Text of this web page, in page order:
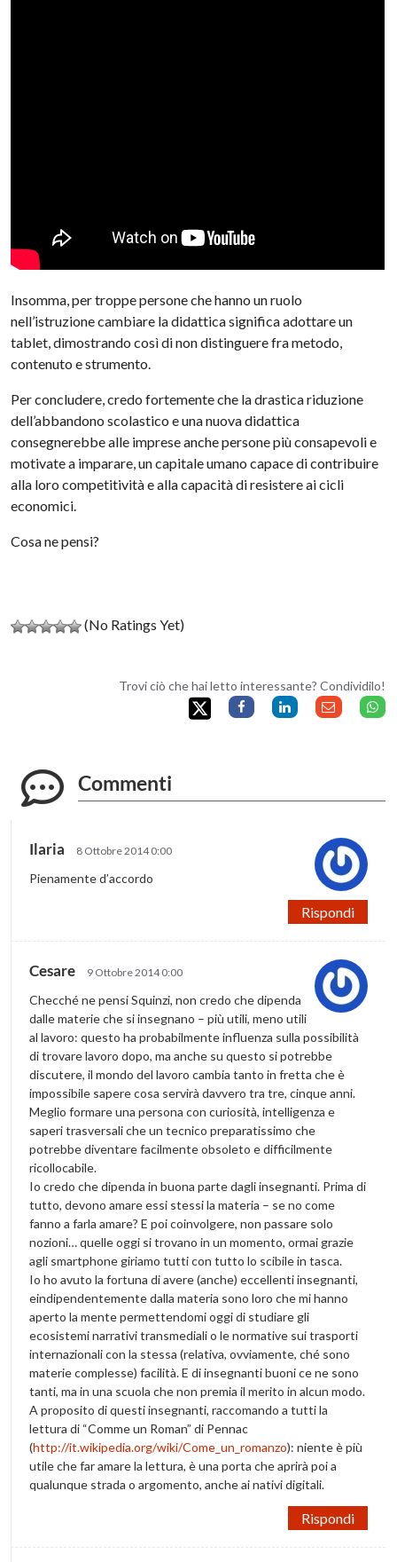
Insomma, per troppe persone che hanno un ruolo
nell’istruzione cambiare la didattica significa adottare un
tablet, dimostrando così di non distinguere fra metodo,
contenuto e strumento.
Per concludere, credo fortemente che la drastica riduzione
dell’abbandono scolastico e una nuova didattica
consegnerebbe alle imprese anche persone più consapevoli e
motivate a imparare, un capitale umano capace di contribuire
alla loro competitività e alla capacità di resistere ai cicli
economici.
Cosa ne pensi?
(No Ratings Yet)
Trovi ciò che hai letto interessante? Condividilo!
Commenti
Ilaria 8 Ottobre 2014 0:00
Pienamente d’accordo
Rispondi
Cesare 9 Ottobre 2014 0:00
Checché ne pensi Squinzi, non credo che dipenda
dalle materie che si insegnano – più utili, meno utili
al lavoro: questo ha probabilmente influenza sulla possibilità
di trovare lavoro dopo, ma anche su questo si potrebbe
discutere, il mondo del lavoro cambia tanto in fretta che è
impossibile sapere cosa servirà davvero tra tre, cinque anni.
Meglio formare una persona con curiosità, intelligenza e
saperi trasversali che un tecnico preparatissimo che
potrebbe diventare facilmente obsoleto e difficilmente
ricollocabile.
Io credo che dipenda in buona parte dagli insegnanti. Prima di
tutto, devono amare essi stessi la materia – se no come
fanno a farla amare? E poi coinvolgere, non passare solo
nozioni… quelle oggi si trovano in un momento, ormai grazie
agli smartphone giriamo tutti con tutto lo scibile in tasca.
Io ho avuto la fortuna di avere (anche) eccellenti insegnanti,
eindipendentemente dalla materia sono loro che mi hanno
aperto la mente permettendomi oggi di studiare gli
ecosistemi narrativi transmediali o le normative sui trasporti
internazionali con la stessa (relativa, ovviamente, ché sono
materie complesse) facilità. E di insegnanti buoni ce ne sono
tanti, ma in una scuola che non premia il merito in alcun modo.
A proposito di questi insegnanti, raccomando a tutti la
lettura di “Comme un Roman” di Pennac
(http://it.wikipedia.org/wiki/Come_un_romanzo): niente è più
utile che far amare la lettura, è una porta che aprirà poi a
qualunque strada o argomento, anche ai nativi digitali.
Rispondi